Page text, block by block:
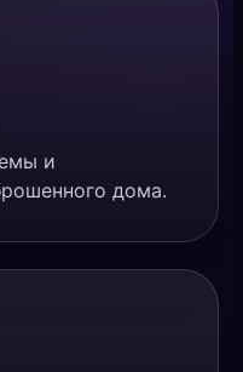
и
дома.